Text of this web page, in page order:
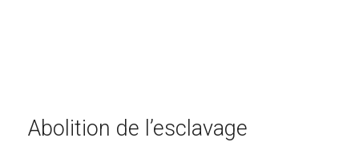
Abolition de l’esclavage